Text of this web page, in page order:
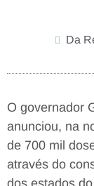
Da
O governador
anunciou, na
de 700 mil
através do